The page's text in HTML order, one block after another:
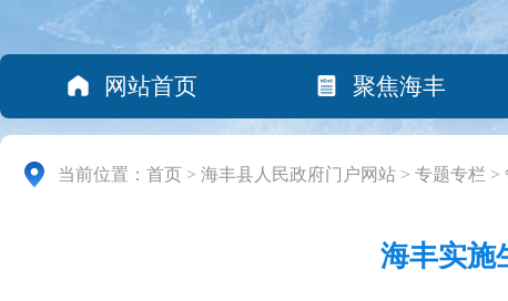
网站首页 聚焦海丰
当前位置： 首页 > 海丰县人民政府门户网站 > 专题专栏 >
海丰实施